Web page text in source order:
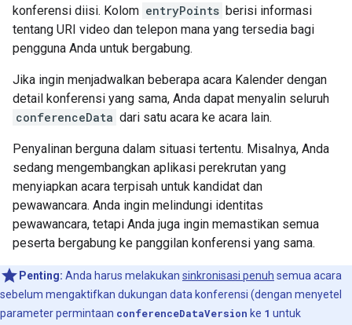
konferensi diisi. Kolom entryPoints berisi informasi
tentang URI video dan telepon mana yang tersedia bagi
pengguna Anda untuk bergabung.
Jika ingin menjadwalkan beberapa acara Kalender dengan
detail konferensi yang sama, Anda dapat menyalin seluruh
conferenceData dari satu acara ke acara lain.
Penyalinan berguna dalam situasi tertentu. Misalnya, Anda
sedang mengembangkan aplikasi perekrutan yang
menyiapkan acara terpisah untuk kandidat dan
pewawancara. Anda ingin melindungi identitas
pewawancara, tetapi Anda juga ingin memastikan semua
peserta bergabung ke panggilan konferensi yang sama.
Penting: Anda harus melakukan sinkronisasi penuh semua acara
sebelum mengaktifkan dukungan data konferensi (dengan menyetel
parameter permintaan conferenceDataVersion ke 1 untuk